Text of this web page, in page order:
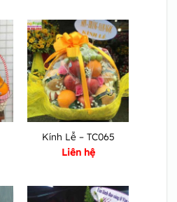
Kính Lễ – TC065
Liên hệ